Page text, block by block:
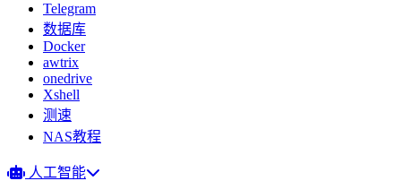
Telegram
数据库
Docker
awtrix
onedrive
Xshell
测速
NAS教程
人工智能